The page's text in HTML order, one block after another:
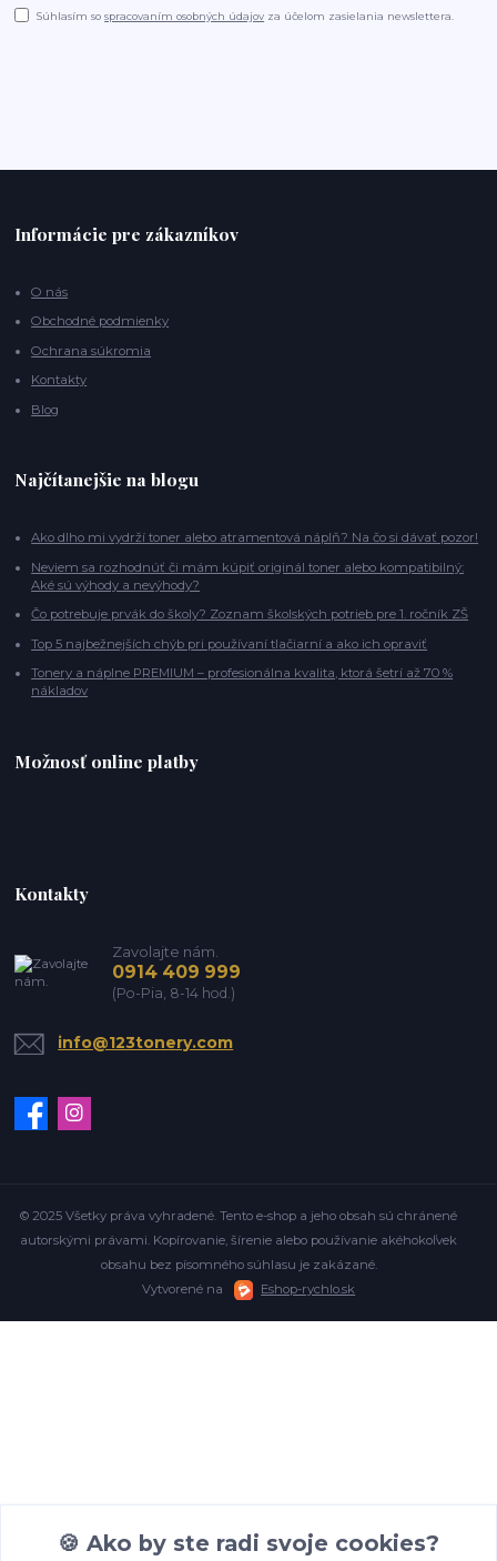
Súhlasím sospracovaním osobných údajov za účelom zasielania newslettera.
Informácie pre zákazníkov
O nás
Obchodné podmienky
Ochrana súkromia
Kontakty
Blog
Najčítanejšie na blogu
Ako dlho mi vydrží toner alebo atramentová náplň? Na čo si dávať pozor!
Neviem sa rozhodnúť či mám kúpiť originál toner alebo kompatibilný:
Aké sú výhody a nevýhody?
Čo potrebuje prvák do školy? Zoznam školských potrieb pre 1. ročník ZŠ
Top 5 najbežnejších chýb pri používaní tlačiarní a ako ich opraviť
Tonery a náplne PREMIUM – profesionálna kvalita, ktorá šetrí až 70 %
nákladov
Možnosť online platby
Kontakty
Zavolajte nám.
0914 409 999
(Po-Pia, 8-14 hod.)
info@123tonery.com
© 2025 Všetky práva vyhradené. Tento e-shop a jeho obsah sú chránené
autorskými právami. Kopírovanie, šírenie alebo používanie akéhokoľvek
obsahu bez písomného súhlasu je zakázané.
Vytvorené na
Eshop-rychlo.sk
🍪 Ako by ste radi svoje cookies?